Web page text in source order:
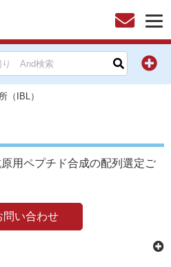
（IBL）
用ペプチド合成の配列選定ご
い合わせ